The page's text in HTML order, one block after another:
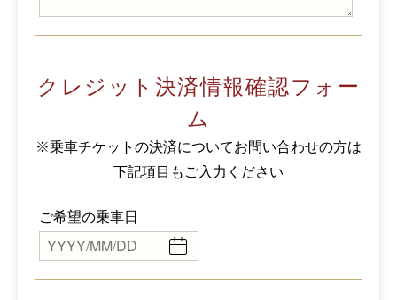
クレジット決済情報確認フォー
ム
※乗車チケットの決済についてお問い合わせの方は
下記項目もご入力ください
ご希望の乗車日